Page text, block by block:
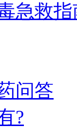
急救指
问答
?